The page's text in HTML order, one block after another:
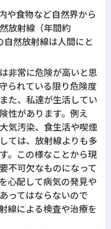
や食物など自然界から
放射線（年間約
然放射線は人間にと
非常に危険が高いと思
られている限り危険度
た、私達が生活してい
性があります。例え
気汚染、食生活や喫煙
ては、放射線よりも多
。この様なことから現
不可欠なものになって
心配して病気の発見や
ってはならないので
線による検査や治療を